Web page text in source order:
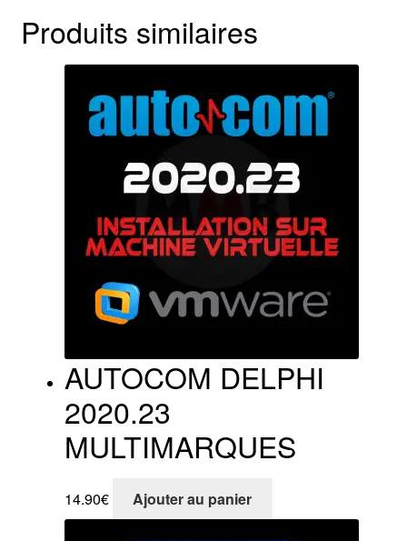
Produits similaires
AUTOCOM DELPHI
2020.23
MULTIMARQUES
14.90€ Ajouter au panier